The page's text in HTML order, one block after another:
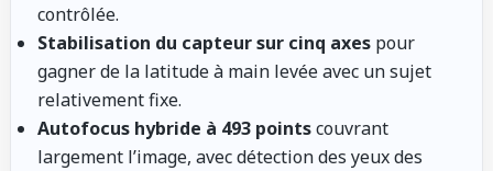
contrôlée.
Stabilisation du capteur sur cinq axes pour
gagner de la latitude à main levée avec un sujet
relativement fixe.
Autofocus hybride à 493 pointscouvrant
largement l’image, avec détection des yeux des